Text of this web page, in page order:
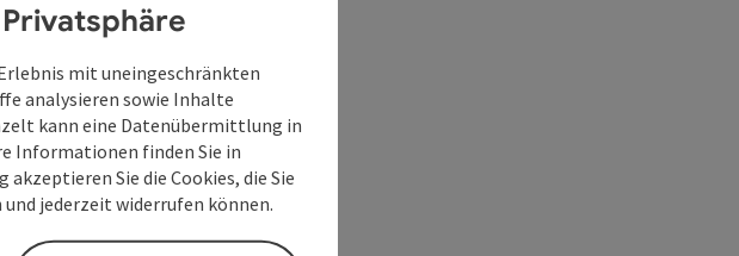
mit uneingeschränkten
analysieren sowie Inhalte
kann eine Datenübermittlung in
Informationen finden Sie in
Sie die Cookies, die Sie
jederzeit widerrufen können.